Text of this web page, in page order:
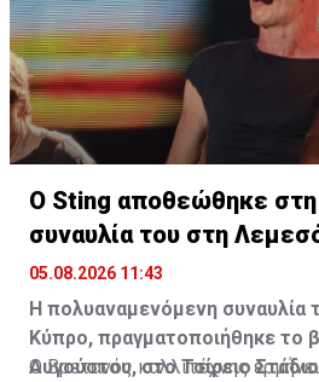
σχέση που θα τη σημάδευε για
Διαβάστε περισσότερα στο
Ο Sting αποθεώθηκε στη
συναυλία του στη
05.08.2026 11:43
Η πολυαναμενόμενη συναυλία
Κύπρο, πραγματοποιήθηκε το
Αυγούστου, στο Τσίρειο
Ο Βρετανός καλλιτέχνης